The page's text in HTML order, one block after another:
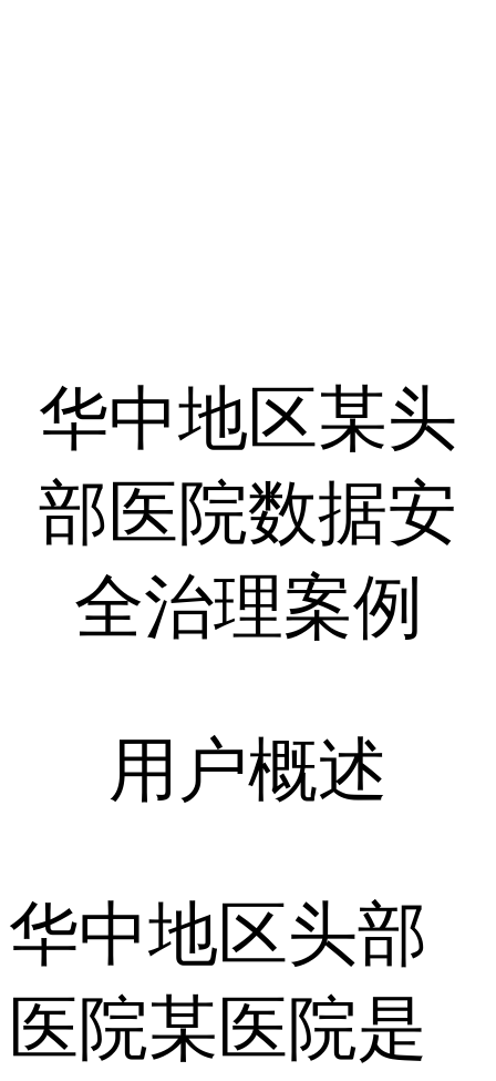
华中地区某头
部医院数据安
全治理案例
用户概述
华中地区头部
医院某医院是